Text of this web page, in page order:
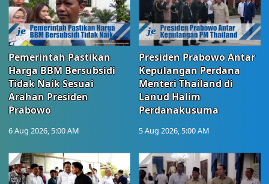
Pemerintah Pastikan
Harga BBM Bersubsidi
Tidak Naik Sesuai
Arahan Presiden
Prabowo
6 Aug 2026, 5:00 AM
Presiden Prabowo Antar
Kepulangan Perdana
Menteri Thailand di
Lanud Halim
Perdanakusuma
5 Aug 2026, 5:00 AM